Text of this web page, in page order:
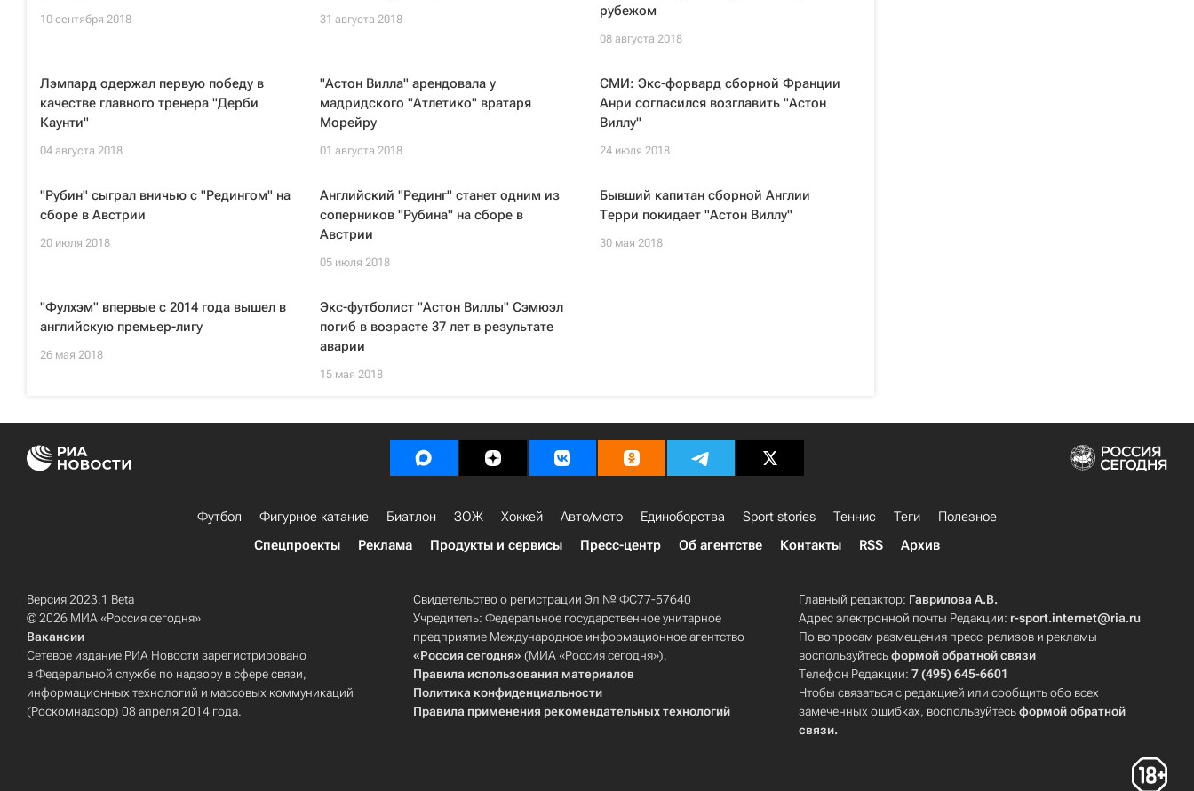
10 сентября 2018 31 августа 2018
рубежом
08 августа 2018
Лэмпард одержал первую победу в
качестве главного тренера "Дерби
Каунти"
04 августа 2018
"Астон Вилла" арендовала у
мадридского "Атлетико" вратаря
Морейру
01 августа 2018
СМИ: Экс-форвард сборной Франции
Анри согласился возглавить "Астон
Виллу"
24 июля 2018
"Рубин" сыграл вничью c "Редингом" на
сборе в Австрии
20 июля 2018
Английский "Рединг" станет одним из
соперников "Рубина" на сборе в
Австрии
05 июля 2018
Бывший капитан сборной Англии
Терри покидает "Астон Виллу"
30 мая 2018
"Фулхэм" впервые с 2014 года вышел в
английскую премьер-лигу
26 мая 2018
Экс-футболист "Астон Виллы" Сэмюэл
погиб в возрасте 37 лет в результате
аварии
15 мая 2018
Футбол Фигурное катание Биатлон ЗОЖ Хоккей Авто/мото Единоборства Sport stories Теннис Теги
Полезное
Спецпроекты
Реклама Продукты и сервисы Пресс-центр Об агентстве Контакты RSS Архив
Версия 2023.1 Beta
© 2026 МИА «Россия сегодня»
Вакансии
Сетевое издание РИА Новости зарегистрировано
в Федеральной службе по надзору в сфере связи,
информационных технологий и массовых коммуникаций
(Роскомнадзор) 08 апреля 2014 года.
Свидетельство о регистрации Эл № ФС77-57640
Учредитель: Федеральное государственное унитарное
предприятие Международное информационное агентство
«Россия сегодня» (МИА «Россия сегодня»).
Правила использования материалов
Политика конфиденциальности
Правила применения рекомендательных технологий
Главный редактор: Гаврилова А.В.
Адрес электронной почты Редакции: r-sport.internet@ria.ru
По вопросам размещения пресс-релизов и рекламы
воспользуйтесьформой обратной связи
Телефон Редакции:7 (495) 645-6601
Чтобы связаться с редакцией или сообщить обо всех
замеченных ошибках, воспользуйтесьформой обратной
связи.